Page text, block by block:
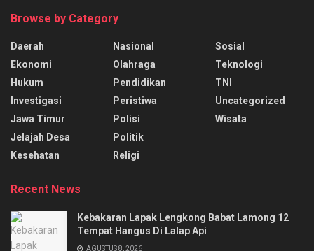
Browse by Category
Daerah
Ekonomi
Hukum
Investigasi
Jawa Timur
Jelajah Desa
Kesehatan
Nasional
Olahraga
Pendidikan
Peristiwa
Polisi
Politik
Religi
Sosial
Teknologi
TNI
Uncategorized
Wisata
Recent News
Kebakaran Lapak Lengkong Babat Lamong 12
Tempat Hangus Di Lalap Api
AGUSTUS 8, 2026